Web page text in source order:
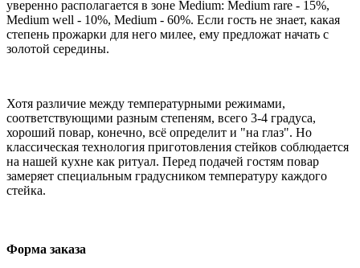
уверенно располагается в зоне Medium: Medium rare - 15%,
Medium well - 10%, Medium - 60%. Если гость не знает, какая
степень прожарки для него милее, ему предложат начать с
золотой середины.
Хотя различие между температурными режимами,
соответствующими разным степеням, всего 3-4 градуса,
хороший повар, конечно, всё определит и "на глаз". Но
классическая технология приготовления стейков соблюдается
на нашей кухне как ритуал. Перед подачей гостям повар
замеряет специальным градусником температуру каждого
стейка.
Форма заказа